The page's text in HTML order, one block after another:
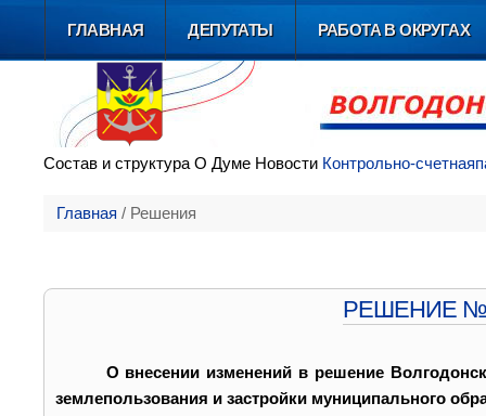
ГЛАВНАЯ ДЕПУТАТЫ РАБОТА В ОКРУГАХ
Состав и структура О Думе Новости Контрольно-счетная
Главная / Решения
РЕШЕНИЕ №
О внесении изменений в решение
землепользования и застройки муниципального